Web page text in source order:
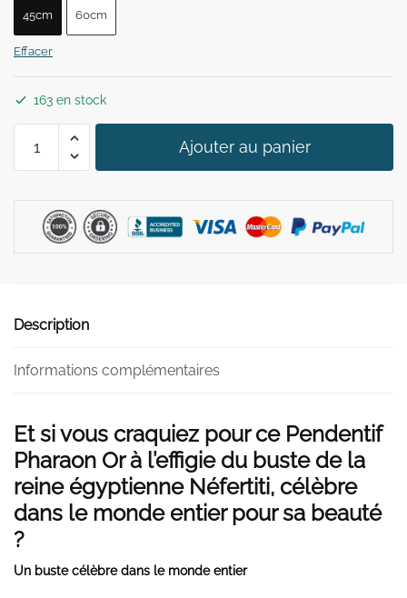
était :
29,90 €.
45cm 60cm
Effacer
163 en stock
Pharaon
Ajouter au panier
Description
Informations complémentaires
Et si vous craquiez pour ce Pendentif
Pharaon Orà l’effigie du buste de la
reine égyptienne Néfertiti, célèbre
dans le monde entier pour sa beauté
?
Un buste célèbre dans le monde entier